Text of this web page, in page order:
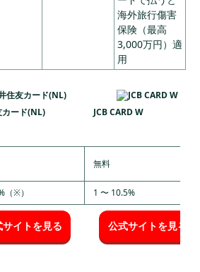
ショッピング10
万円以上利用：1
0,000円相当（20
00ポイント）
②対象店舗お買
キャンペーン登
録：最大20,000
大30,000
000ポイント
②総額20万円以
上の利用で最大
5,000ポイント付
海外旅行傷害
保険（最高
3,000万円）適
用
カード(NL) JCB CARD W
無料
（※） 1 〜 10.5%
サイトを見る 公式サイトを見る